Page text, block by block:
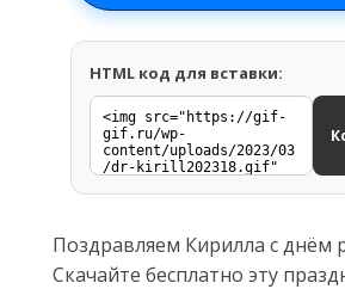
HTML код для вставки:
Поздравляем Кирилла с днём
Скачайте бесплатно эту